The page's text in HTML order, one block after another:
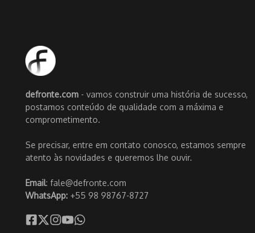
defronte.com - vamos construir uma história de sucesso,
postamos conteúdo de qualidade com a máxima e
comprometimento.
Se precisar, entre em contato conosco, estamos sempre
atento às novidades e queremos lhe ouvir.
Email: fale@defronte.com
WhatsApp: +55 98 98767-8727